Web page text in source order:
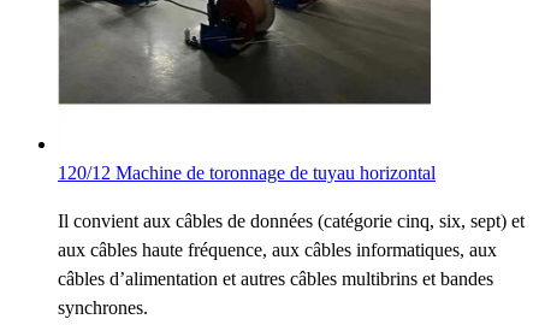
120/12 Machine de toronnage de tuyau horizontal
Il convient aux câbles de données (catégorie cinq, six, sept) et
aux câbles haute fréquence, aux câbles informatiques, aux
câbles d’alimentation et autres câbles multibrins et bandes
synchrones.